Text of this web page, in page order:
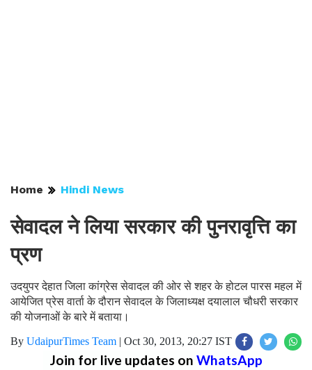
Home Hindi News
सेवादल ने लिया सरकार की पुनरावृत्ति का
प्रण
उदयुपर देहात जिला कांग्रेस सेवादल की ओर से शहर के होटल पारस महल में
आयेजित प्रेस वार्ता के दौरान सेवादल के जिलाध्यक्ष दयालाल चौधरी सरकार
की योजनाओं के बारे में बताया।
By UdaipurTimes Team | Oct 30, 2013, 20:27 IST
Join for live updates on WhatsApp